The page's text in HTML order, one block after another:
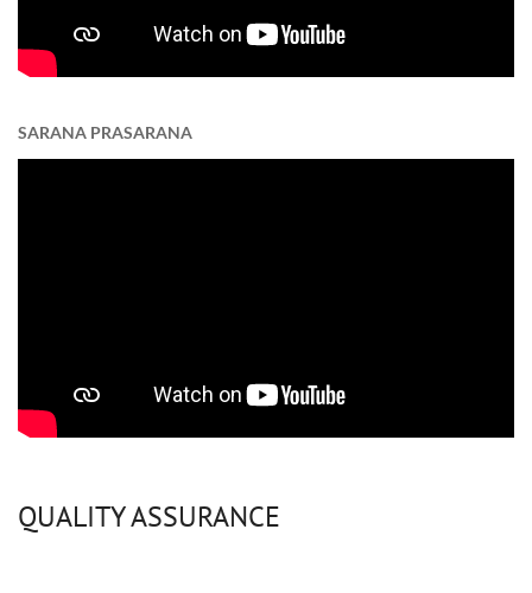
SARANA PRASARANA
QUALITY ASSURANCE